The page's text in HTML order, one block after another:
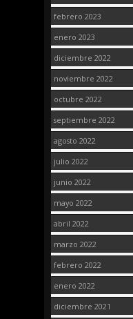
febrero 2023
enero 2023
diciembre 2022
noviembre 2022
octubre 2022
septiembre 2022
agosto 2022
julio 2022
junio 2022
mayo 2022
abril 2022
marzo 2022
febrero 2022
enero 2022
diciembre 2021